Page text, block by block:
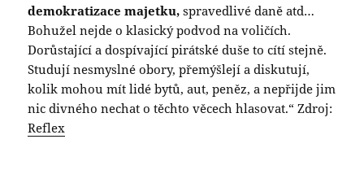
demokratizace majetku, spravedlivé daně atd…
Bohužel nejde o klasický podvod na voličích.
Dorůstající a dospívající pirátské duše to cítí stejně.
Studují nesmyslné obory, přemýšlejí a diskutují,
kolik mohou mít lidé bytů, aut, peněz, a nepřijde jim
nic divného nechat o těchto věcech hlasovat.“ Zdroj:
Reflex